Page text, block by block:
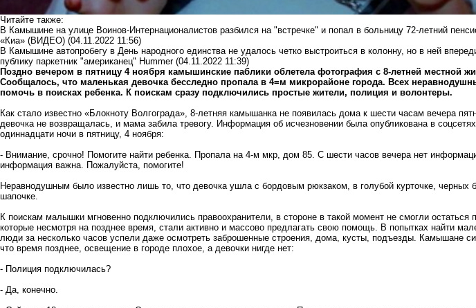
Читайте также:
В Камышине на улице Воинов-Интернационалистов разбился на "встречке" и попал в больницу 72-летний
«Киа» (ВИДЕО) (04.11.2022 11:56)
В Камышине автопробегу в День народного единства не удалось четко выстроиться в колонну, но в ней
публику паркетник "американец" Hummer (04.11.2022 11:39)
Поздно вечером в пятницу 4 ноября камышинские паблики облетела фотография с 8-летней местной
Сообщалось, что маленькая девочка бесследно пропала в 4=м микрорайоне города. Всех
помочь в поисках ребенка. К поискам сразу подключились простые жители, полиция и волонтеры.
Как стало известно «Блокноту Волгограда», 8-летняя камышанка не появилась дома к шести часам вечера
девочка не возвращалась, и мама забила тревогу. Информация об исчезновении была опубликована в
одиннадцати ночи в пятницу, 4 ноября:
- Внимание, срочно! Помогите найти ребенка. Пропала на 4-м мкр, дом 85. С шести часов вечера нет
информация важна. Пожалуйста, помогите!
Неравнодушным было известно лишь то, что девочка ушла с бордовым рюкзаком, в голубой курточке, черных
шапочке.
К поискам малышки мгновенно подключились правоохранители, в стороне в такой момент не смогли остаться
которые несмотря на позднее время, стали активно и массово предлагать свою помощь. В попытках найти
люди за несколько часов успели даже осмотреть заброшенные строения, дома, кусты, подъезды. Камышане
что время позднее, освещение в городе плохое, а девочки нигде нет:
- Полиция подключилась?
- Да, конечно.